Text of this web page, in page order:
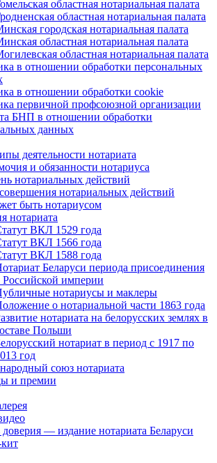
областная нотариальная палата
областная нотариальная палата
городская нотариальная палата
областная нотариальная палата
областная нотариальная палата
в отношении обработки персональных
в отношении обработки cookie
первичной профсоюзной организации
БНП в отношении обработки
данных
деятельности нотариата
и обязанности нотариуса
нотариальных действий
нотариальных действий
быть нотариусом
нотариата
ВКЛ 1529 года
ВКЛ 1566 года
ВКЛ 1588 года
Беларуси периода присоединения
Российской империи
нотариусы и маклеры
о нотариальной части 1863 года
нотариата на белорусских землях в
Польши
нотариат в период с 1917 по
год
союз нотариата
и премии
доверия — издание нотариата Беларуси